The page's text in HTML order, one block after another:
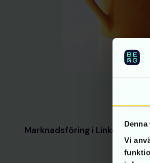
Vi
Marknadsföring i LinkedIn.